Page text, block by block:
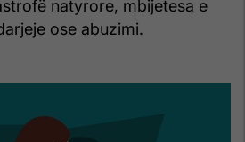
natyrore, mbijetesa e
ose abuzimi.